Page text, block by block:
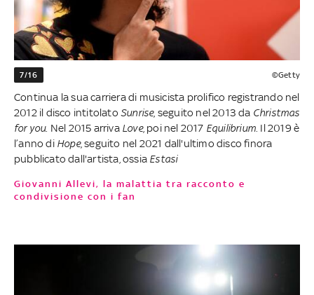
7/16 ©Getty
Continua la sua carriera di musicista prolifico registrando nel
2012 il disco intitolato Sunrise, seguito nel 2013 da Christmas
for you. Nel 2015 arriva Love, poi nel 2017 Equilibrium . Il 2019 è
l’anno di Hope, seguito nel 2021 dall'ultimo disco finora
pubblicato dall'artista, ossia Estasi
Giovanni Allevi, la malattia tra racconto e
condivisione con i fan